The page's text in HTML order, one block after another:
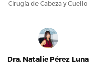
Cirugía de Cabeza y Cuello
Dra. Natalie Pérez Luna